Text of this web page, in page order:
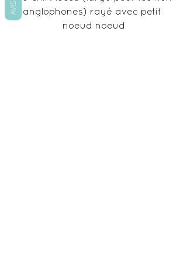
anglophones) rayé avec petit
noeud noeud
AVIS